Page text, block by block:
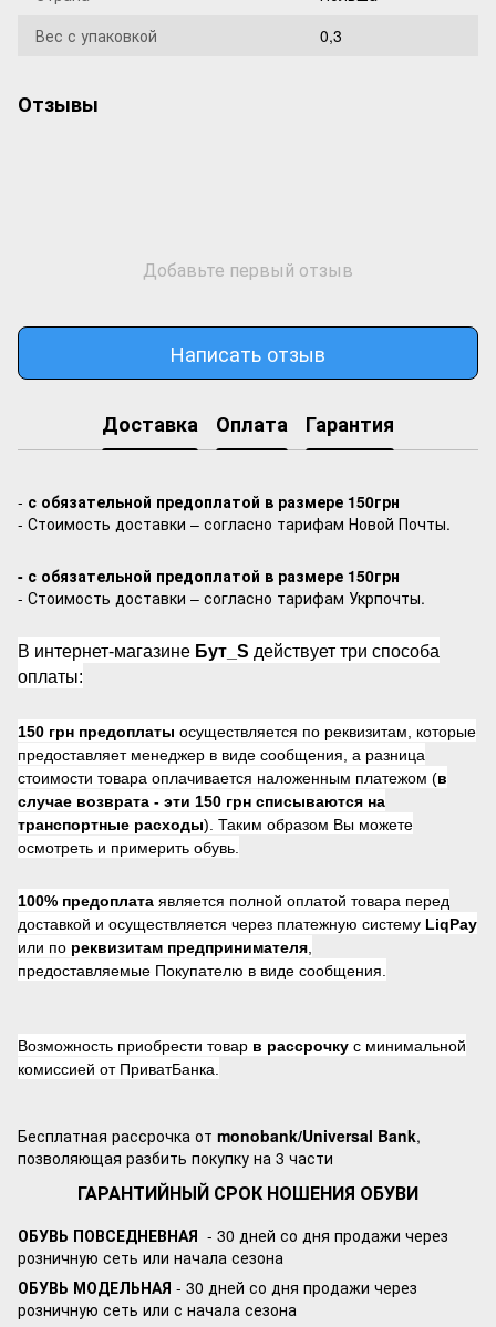
Вес с упаковкой
0,3
Отзывы
Добавьте первый отзыв
Написать отзыв
Доставка Оплата Гарантия
- с обязательной предоплатой в размере 150грн
- Стоимость доставки – согласно тарифам Новой Почты.
- с обязательной предоплатой в размере 150грн
- Стоимость доставки – согласно тарифам Укрпочты.
В интернет-магазине Бут_S действует три способа
оплаты:
150 грн предоплаты осуществляется по реквизитам, которые
предоставляет менеджер в виде сообщения, а разница
стоимости товара оплачивается наложенным платежом (в
случае возврата - эти 150 грн списываются на
транспортные расходы). Таким образом Вы можете
осмотреть и примерить обувь.
100% предоплата является полной оплатой товара перед
доставкой и осуществляется через платежную систему LiqPay
или по реквизитам предпринимателя
предоставляемые Покупателю в виде сообщения.
Возможность приобрести товар в рассрочку с минимальной
комиссией от ПриватБанка.
Бесплатная рассрочка от monobank/Universal Bank,
позволяющая разбить покупку на 3 части
ГАРАНТИЙНЫЙ СРОК НОШЕНИЯ ОБУВИ
ОБУВЬ ПОВСЕДНЕВНАЯ - 30 дней со дня продажи через
розничную сеть или начала сезона
ОБУВЬ МОДЕЛЬНАЯ - 30 дней со дня продажи через
розничную сеть или с начала сезона